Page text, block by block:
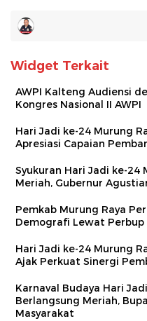
Widget Terkait
AWPI Kalteng Audiensi
Kongres Nasional II AWPI
Hari Jadi ke-24 Murung
Apresiasi Capaian
Syukuran Hari Jadi ke-24
Meriah, Gubernur
Pemkab Murung Raya
Demografi Lewat
Hari Jadi ke-24 Murung
Ajak Perkuat Sinergi
Karnaval Budaya Hari
Berlangsung Meriah,
Masyarakat